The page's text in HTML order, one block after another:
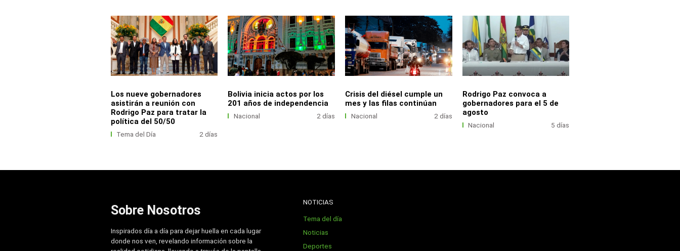
Los nueve gobernadores
asistirán a reunión con
Rodrigo Paz para tratar la
política del 50/50
Tema del Día 2 días
Bolivia inicia actos por los
201 años de independencia
Nacional 2 días
Crisis del diésel cumple un
mes y las filas continúan
Nacional 2 días
Rodrigo Paz convoca a
gobernadores para el 5 de
agosto
Nacional 5 días
Sobre Nosotros
Inspirados día a día para dejar huella en cada lugar
donde nos ven, revelando información sobre la
NOTICIAS
Tema del día
Noticias
Deportes